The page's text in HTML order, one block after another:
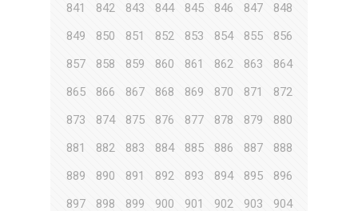
841
842 843 844 845 846 847
848
849
850 851 852 853 854 855
856
857
858 859 860 861 862 863
864
865
866 867 868 869 870 871
872
873
874 875 876 877 878 879
880
881
882 883 884 885 886 887
888
889
890 891 892 893 894 895
896
897
898 899 900 901 902 903
904